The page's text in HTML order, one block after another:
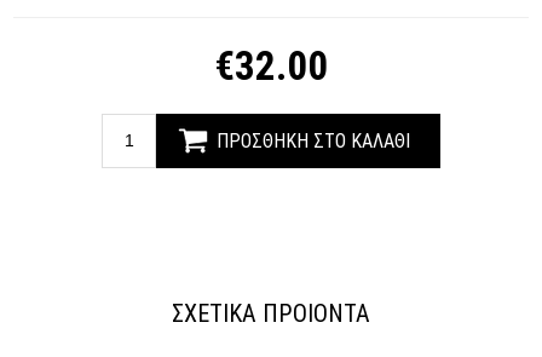
€32.00
ΣΧΕΤΙΚΑ ΠΡΟΙΟΝΤΑ